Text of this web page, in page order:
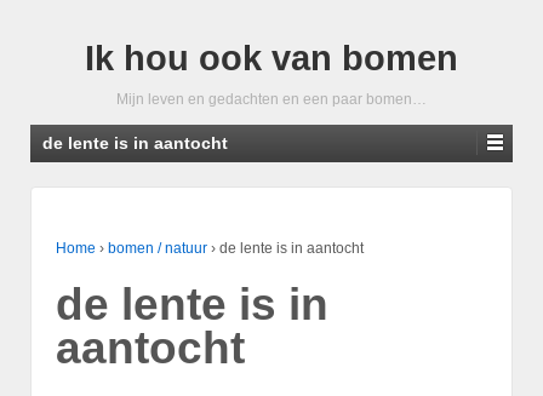
Ik hou ook van bomen
Mijn leven en gedachten en een paar bomen…
de lente is in aantocht
Home › bomen / natuur › de lente is in aantocht
de lente is in
aantocht